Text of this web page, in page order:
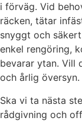
i förväg. Vid
räcken, tätar
snyggt och
enkel rengöring,
bevarar ytan. Vill
och årlig översyn.
Ska vi ta nästa
rådgivning och